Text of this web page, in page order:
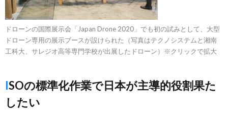
ドローンの国際展示会「Japan Drone 2020」でも初の試みとして、大型
ドローン専用の展示ブースが設けられた（写真はテクノシステムと湘南
工科大、サレジオ高等専門学校が出展したドローン）※クリックで拡大
ISOの標準化作業で日本が主導的役割果た
したい